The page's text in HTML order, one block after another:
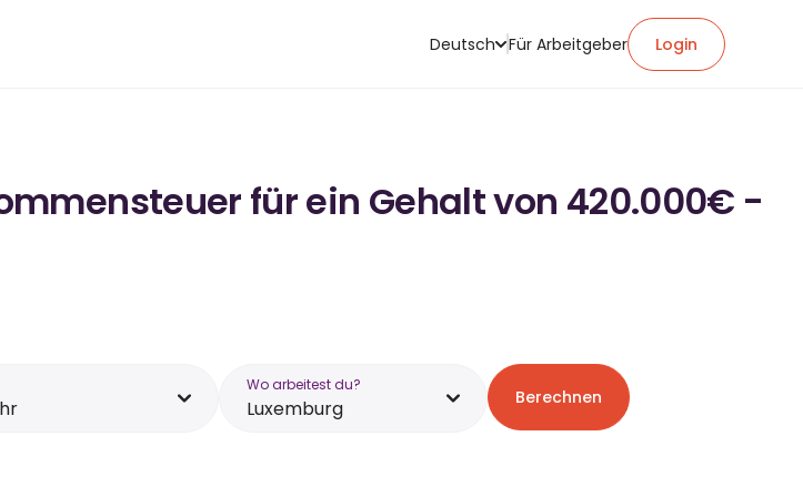
Deutsch Für Arbeitgeber Login
für ein Gehalt von 420.000€ -
Wo arbeitest du?
Luxemburg Berechnen